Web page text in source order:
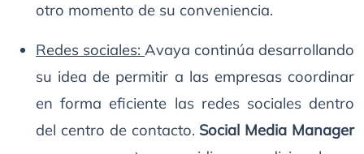
otro momento de su conveniencia.
Redes sociales: Avaya continúa desarrollando
su idea de permitir a las empresas coordinar
en forma eficiente las redes sociales dentro
del centro de contacto. Social Media Manager